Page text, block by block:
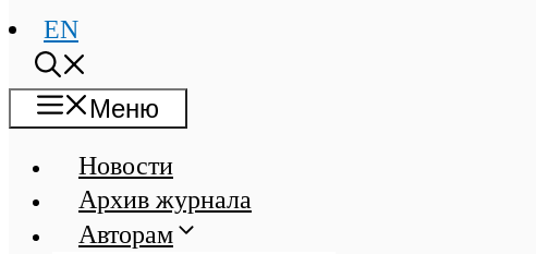
EN
Меню
Новости
Архив журнала
Авторам